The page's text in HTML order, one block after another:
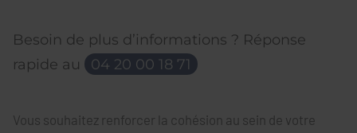
Besoin de plus d’informations ? Réponse
rapide au
04 20 00 18 71
Vous souhaitez renforcer la cohésion au sein de votre